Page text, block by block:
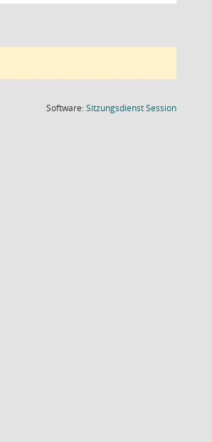
Software:SitzungsdienstSession(Wird in